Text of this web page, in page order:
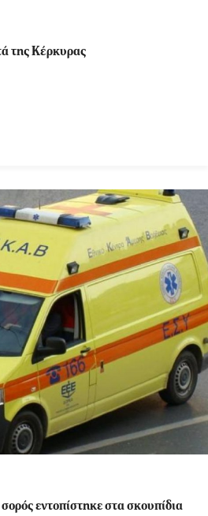
της Κέρκυρας
εντοπίστηκε στα σκουπίδια